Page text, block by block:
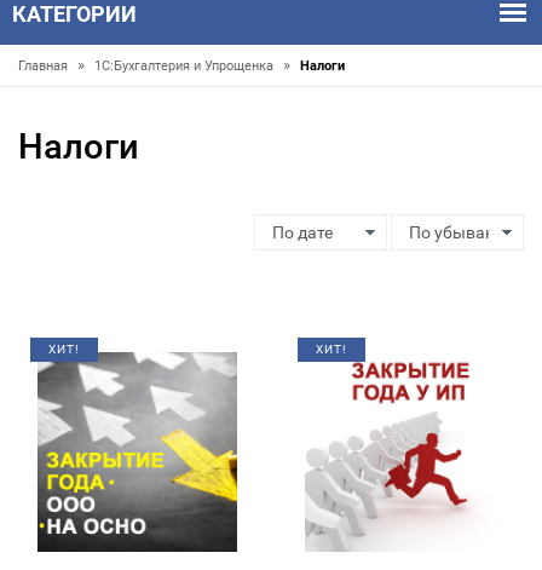
КАТЕГОРИИ
Главная » 1С:Бухгалтерия и Упрощенка » Налоги
Налоги
ХИТ! ХИТ!